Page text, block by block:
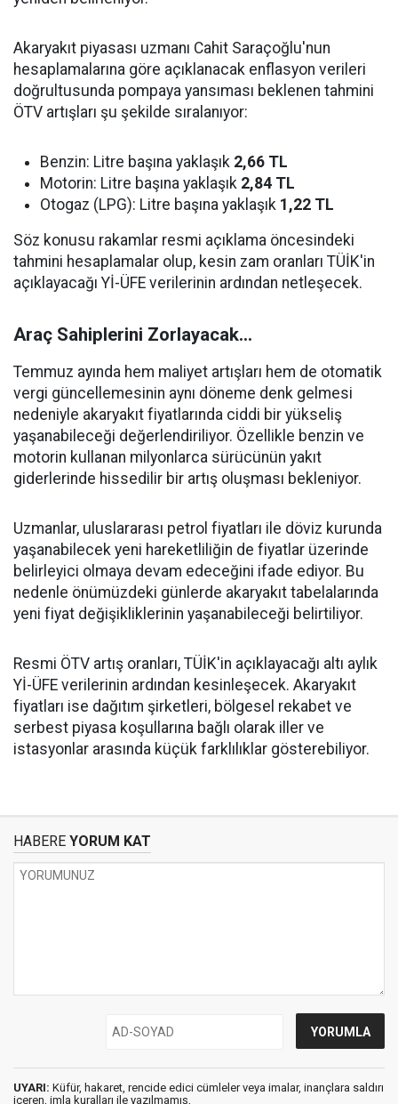
Akaryakıt piyasası uzmanı Cahit Saraçoğlu'nun
hesaplamalarına göre açıklanacak enflasyon verileri
doğrultusunda pompaya yansıması beklenen tahmini
ÖTV artışları şu şekilde sıralanıyor:
Benzin: Litre başına yaklaşık 2,66 TL
Motorin: Litre başına yaklaşık 2,84 TL
Otogaz (LPG): Litre başına yaklaşık 1,22 TL
Söz konusu rakamlar resmi açıklama öncesindeki
tahmini hesaplamalar olup, kesin zam oranları TÜİK'in
açıklayacağı Yİ-ÜFE verilerinin ardından netleşecek.
Araç Sahiplerini Zorlayacak...
Temmuz ayında hem maliyet artışları hem de otomatik
vergi güncellemesinin aynı döneme denk gelmesi
nedeniyle akaryakıt fiyatlarında ciddi bir yükseliş
yaşanabileceği değerlendiriliyor. Özellikle benzin ve
motorin kullanan milyonlarca sürücünün yakıt
giderlerinde hissedilir bir artış oluşması bekleniyor.
Uzmanlar, uluslararası petrol fiyatları ile döviz kurunda
yaşanabilecek yeni hareketliliğin de fiyatlar üzerinde
belirleyici olmaya devam edeceğini ifade ediyor. Bu
nedenle önümüzdeki günlerde akaryakıt tabelalarında
yeni fiyat değişikliklerinin yaşanabileceği belirtiliyor.
Resmi ÖTV artış oranları, TÜİK'in açıklayacağı altı aylık
Yİ-ÜFE verilerinin ardından kesinleşecek. Akaryakıt
fiyatları ise dağıtım şirketleri, bölgesel rekabet ve
serbest piyasa koşullarına bağlı olarak iller ve
istasyonlar arasında küçük farklılıklar gösterebiliyor.
HABERE YORUM KAT
UYARI: Küfür, hakaret, rencide edici cümleler veya imalar, inançlara saldırı
içeren, imla kuralları ile yazılmamış,